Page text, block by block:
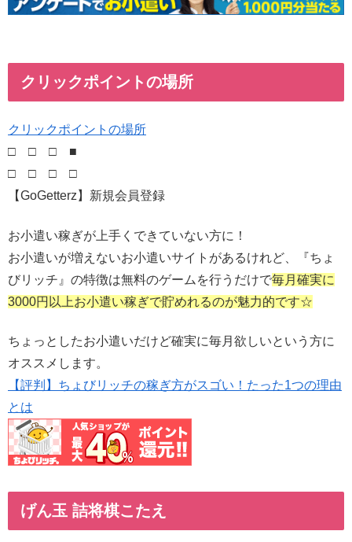
クリックポイントの場所
クリックポイントの場所
□ □ □ ■
□ □ □ □
【GoGetterz】新規会員登録
お小遣い稼ぎが上手くできていない方に！
お小遣いが増えないお小遣いサイトがあるけれど、『ちょ
びリッチ』の特徴は無料のゲームを行うだけで毎月確実に
3000円以上お小遣い稼ぎで貯めれるのが魅力的です☆
ちょっとしたお小遣いだけど確実に毎月欲しいという方に
オススメします。
【評判】ちょびリッチの稼ぎ方がスゴい！たった1つの理由
とは
げん玉 詰将棋こたえ